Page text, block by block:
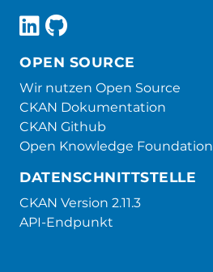
OPEN SOURCE
Wir nutzen Open Source
CKAN Dokumentation
CKAN Github
Open Knowledge Foundation
DATENSCHNITTSTELLE
CKAN Version 2.11.3
API-Endpunkt